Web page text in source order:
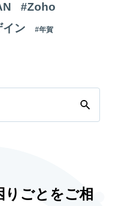
#Zoho
イン #年賀
りごとをご相